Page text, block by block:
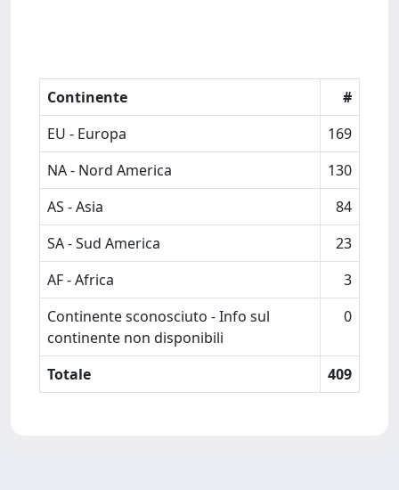
Continente
#
EU - Europa
169
NA - Nord America
130
AS - Asia
84
SA - Sud America
23
AF - Africa
3
Continente sconosciuto - Info sul
continente non disponibili
0
Totale 409